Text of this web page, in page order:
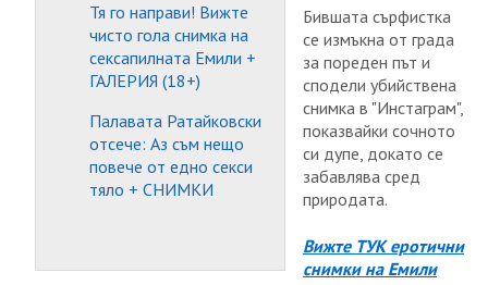
Тя го направи! Вижте
чисто гола снимка на
сексапилната Емили +
ГАЛЕРИЯ (18+)
Палавата Ратайковски
отсече: Аз съм нещо
повече от едно секси
тяло + СНИМКИ
Бившата сърфистка
се измъкна от града
за пореден път и
сподели убийствена
снимка в "Инстаграм",
показвайки сочното
си дупе, докато се
забавлява сред
природата.
Вижте ТУК еротични
снимки на Емили